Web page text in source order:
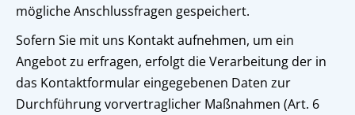
mögliche Anschlussfragen gespeichert.
Sofern Sie mit uns Kontakt aufnehmen, um ein
Angebot zu erfragen, erfolgt die Verarbeitung der in
das Kontaktformular eingegebenen Daten zur
Durchführung vorvertraglicher Maßnahmen (Art. 6